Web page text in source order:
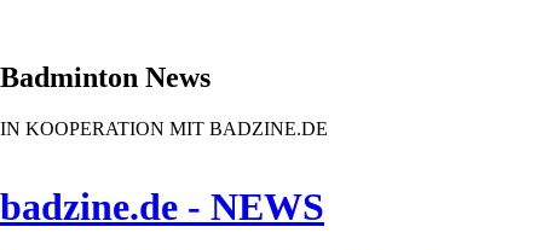
Badminton News
IN KOOPERATION MIT BADZINE.DE
badzine.de - NEWS